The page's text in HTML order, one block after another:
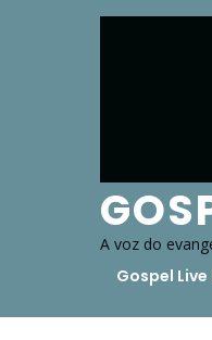
A voz do
Gospel